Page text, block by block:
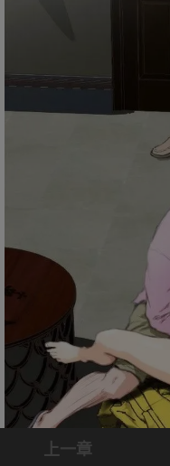
上一章